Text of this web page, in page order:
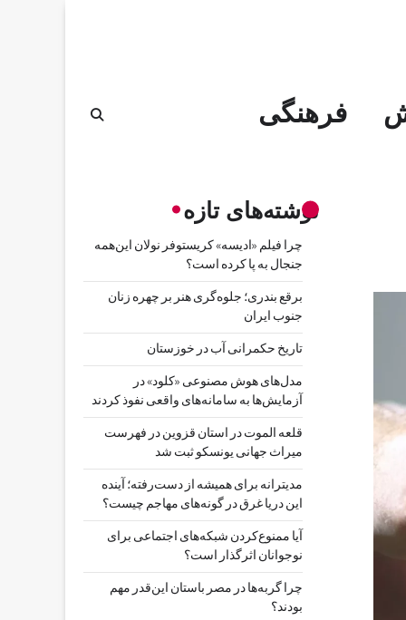
فرهنگی
نوشته‌های تازه
چرا فیلم «ادیسه» کریستوفر نولان این‌همه
جنجال به پا کرده است؟
برقع بندری؛ جلوه‌گری هنر بر چهره زنان
جنوب ایران
تاریخ حکمرانی آب در خوزستان
مدل‌های هوش مصنوعی «کلود» در
آزمایش‌ها به سامانه‌های واقعی نفوذ کردند
قلعه الموت در استان قزوین در فهرست
میراث جهانی یونسکو ثبت شد
مدیترانه برای همیشه از دست‌رفته؛ آینده
این دریا غرق در گونه‌های مهاجم چیست؟
آیا ممنوع‌کردن شبکه‌های اجتماعی برای
نوجوانان اثرگذار است؟
چرا گربه‌ها در مصر باستان این‌قدر مهم
بودند؟